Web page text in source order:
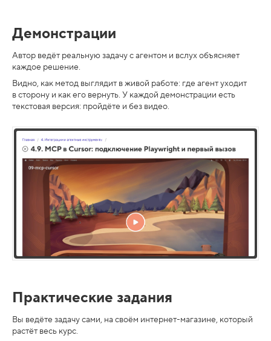
Демонстрации
Автор ведёт реальную задачу с агентом и вслух объясняет
каждое решение.
Видно, как метод выглядит в живой работе: где агент уходит
в сторону и как его вернуть. У каждой демонстрации есть
текстовая версия: пройдёте и без видео.
Практические задания
Вы ведёте задачу сами, на своём интернет-магазине, который
растёт весь курс.